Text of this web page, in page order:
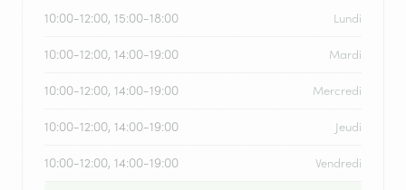
10:00-12:00, 15:00-18:00 Lundi
10:00-12:00, 14:00-19:00 Mardi
10:00-12:00, 14:00-19:00 Mercredi
10:00-12:00, 14:00-19:00 Jeudi
10:00-12:00, 14:00-19:00 Vendredi